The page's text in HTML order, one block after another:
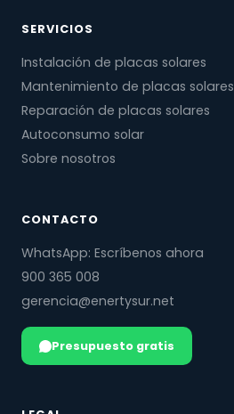
SERVICIOS
Instalación de placas solares
Mantenimiento de placas solares
Reparación de placas solares
Autoconsumo solar
Sobre nosotros
CONTACTO
WhatsApp: Escríbenos ahora
900 365 008
gerencia@enertysur.net
Presupuesto gratis